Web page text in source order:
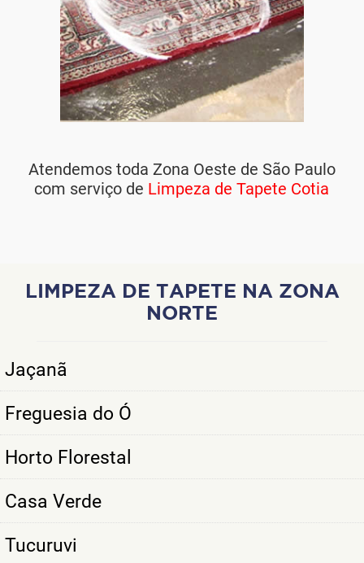
Atendemos toda Zona Oeste de São Paulo
com serviço de Limpeza de Tapete Cotia
LIMPEZA DE TAPETE NA ZONA
NORTE
Jaçanã
Freguesia do Ó
Horto Florestal
Casa Verde
Tucuruvi